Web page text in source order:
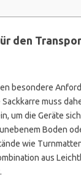
den
besondere
muss
um die Geräte
Boden
wie
aus